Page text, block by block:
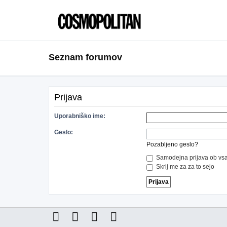
Seznam forumov
Prijava
Uporabniško ime:
Geslo:
Pozabljeno geslo?
Samodejna prijava ob
Skrij me za za to sejo